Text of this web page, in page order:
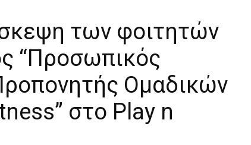
των φοιτητών
“Προσωπικός
Ομαδικών
στο Play n